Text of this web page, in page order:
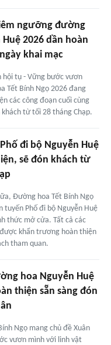
ngưỡng đường
Huệ 2026 dần hoàn
khai mạc
hội tụ - Vững bước vươn
Tết Bính Ngọ 2026 đang
các công đoạn cuối cùng
khách từ tối 28 tháng Chạp.
đi bộ Nguyễn Huệ
sẽ đón khách từ
Đường hoa Tết Bính Ngọ
tuyến Phố đi bộ Nguyễn Huệ
thức mở cửa. Tất cả các
khẩn trương hoàn thiện
tham quan.
hoa Nguyễn Huệ
thiện sẵn sàng đón
Ngọ mang chủ đề Xuân
vươn mình với linh vật